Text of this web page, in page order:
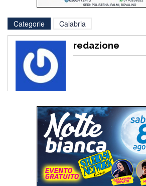
Categorie Calabria
redazione